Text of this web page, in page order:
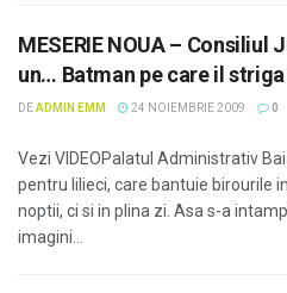
MESERIE NOUA – Consiliul
un… Batman pe care il striga
DEADMIN EMM 24 NOIEMBRIE 2009 0
Vezi VIDEOPalatul Administrativ
pentru lilieci, care bantuie birourile
noptii, ci si in plina zi. Asa s-a
imagini...